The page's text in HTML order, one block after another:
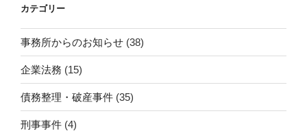
カテゴリー
事務所からのお知らせ (38)
企業法務 (15)
債務整理・破産事件 (35)
刑事事件 (4)